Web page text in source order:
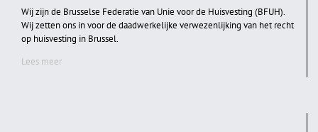
Wij zijn de Brusselse Federatie van Unie voor de Huisvesting (BFUH).
Wij zetten ons in voor de daadwerkelijke verwezenlijking van het recht
op huisvesting in Brussel.
Lees meer